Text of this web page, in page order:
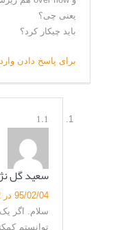
یعنی چی؟
باید چیکار کرد؟
برای پاسخ دادن
1.1
سعید گل
95/02/04 در 11:42
سلام. اگر
توانستم